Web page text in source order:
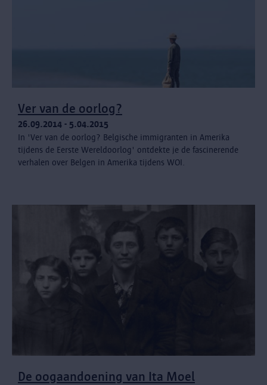
Ver van de oorlog?
26.09.2014 - 5.04.2015
In 'Ver van de oorlog? Belgische immigranten in Amerika
tijdens de Eerste Wereldoorlog' ontdekte je de fascinerende
verhalen over Belgen in Amerika tijdens WOI.
De oogaandoening van Ita Moel